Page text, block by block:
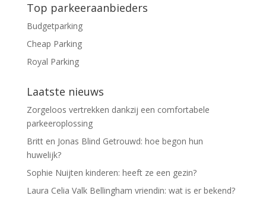
Top parkeeraanbieders
Budgetparking
Cheap Parking
Royal Parking
Laatste nieuws
Zorgeloos vertrekken dankzij een comfortabele
parkeeroplossing
Britt en Jonas Blind Getrouwd: hoe begon hun
huwelijk?
Sophie Nuijten kinderen: heeft ze een gezin?
Laura Celia Valk Bellingham vriendin: wat is er bekend?